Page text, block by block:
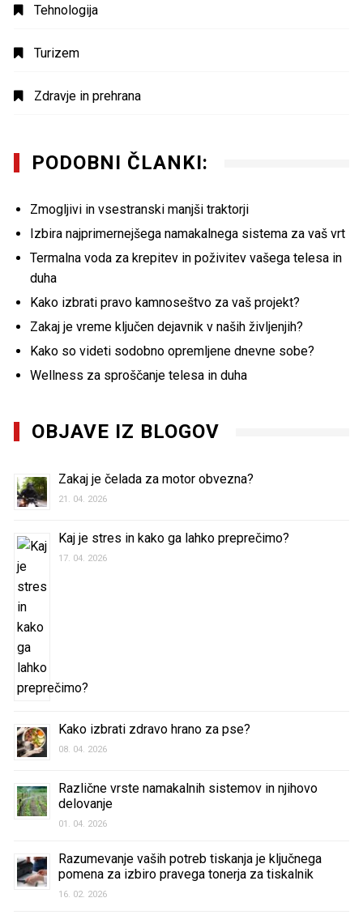
Tehnologija
Turizem
Zdravje in prehrana
PODOBNI ČLANKI:
Zmogljivi in vsestranski manjši traktorji
Izbira najprimernejšega namakalnega sistema za vaš vrt
Termalna voda za krepitev in poživitev vašega telesa in
duha
Kako izbrati pravo kamnoseštvo za vaš projekt?
Zakaj je vreme ključen dejavnik v naših življenjih?
Kako so videti sodobno opremljene dnevne sobe?
Wellness za sproščanje telesa in duha
OBJAVE IZ BLOGOV
Zakaj je čelada za motor obvezna?
21. 04. 2026
Kaj je stres in kako ga lahko preprečimo?
17. 04. 2026
Kako izbrati zdravo hrano za pse?
08. 04. 2026
Različne vrste namakalnih sistemov in njihovo
delovanje
01. 04. 2026
Razumevanje vaših potreb tiskanja je ključnega
pomena za izbiro pravega tonerja za tiskalnik
16. 02. 2026